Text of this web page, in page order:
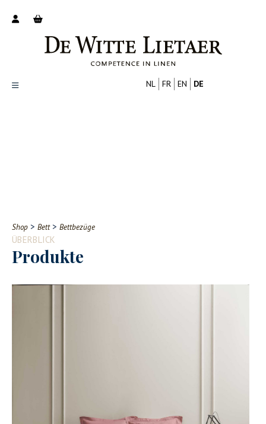
Contact
NL FR EN DE
Shop > Bett> Bettbezüge
ÜBERBLICK
Produkte